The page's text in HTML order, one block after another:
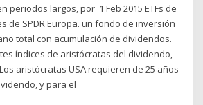
periodos largos, por 1 Feb 2015 ETFs de
de SPDR Europa. un fondo de inversión
total con acumulación de dividendos.
índices de aristócratas del dividendo,
aristócratas USA requieren de 25 años
y para el